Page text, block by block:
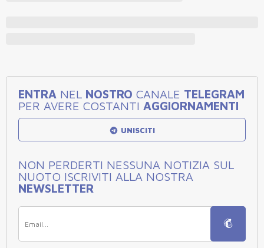
ENTRA NEL NOSTRO CANALE TELEGRAM
PER AVERE COSTANTI AGGIORNAMENTI
UNISCITI
NON PERDERTI NESSUNA NOTIZIA SUL
NUOTO ISCRIVITI ALLA NOSTRA
NEWSLETTER